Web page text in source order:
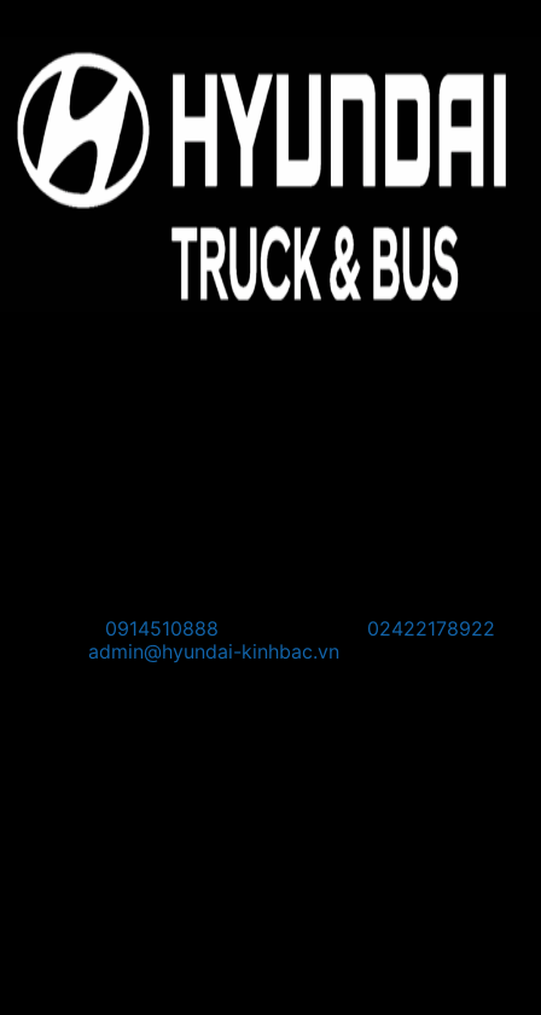
0914510888
02422178922
admin@hyundai-kinhbac.vn